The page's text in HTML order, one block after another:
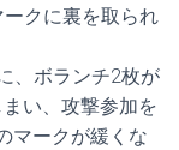
クに裏を取られ
、ボランチ2枚が
い、攻撃参加を
マークが緩くな